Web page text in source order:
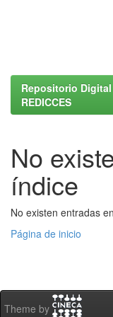
Repositorio
REDICCES
No
índice
No existen entradas
Página de inicio
Theme by